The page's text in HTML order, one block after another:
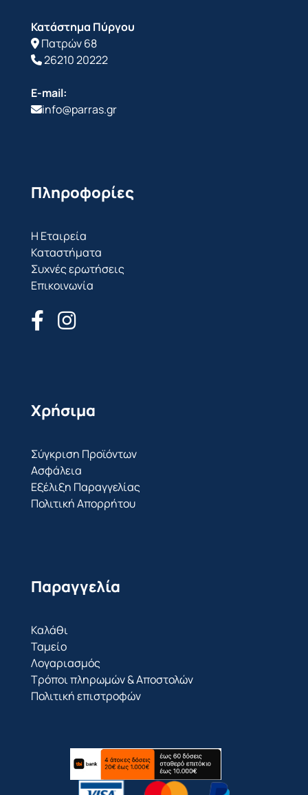
Κατάστημα Πύργου
Πατρών 68
26210 20222
E-mail:
info@parras.gr
Πληροφορίες
Η Εταιρεία
Καταστήματα
Συχνές ερωτήσεις
Επικοινωνία
Χρήσιμα
Σύγκριση Προϊόντων
Ασφάλεια
Εξέλιξη Παραγγελίας
Πολιτική Απορρήτου
Παραγγελία
Καλάθι
Ταμείο
Λογαριασμός
Τρόποι πληρωμών & Αποστολών
Πολιτική επιστροφών